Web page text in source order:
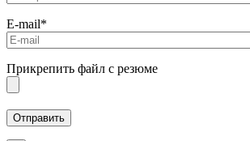
E-mail*
Прикрепить файл с резюме